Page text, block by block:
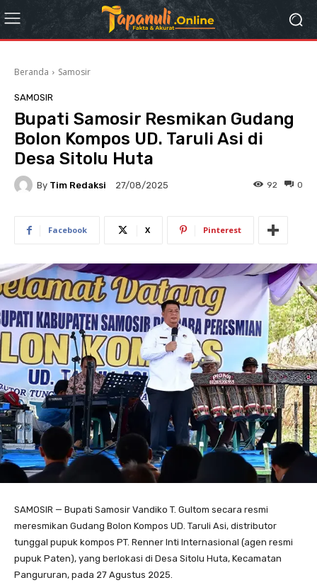
Beranda Samosir
SAMOSIR
Bupati Samosir Resmikan Gudang
Bolon Kompos UD. Taruli Asi di
Desa Sitolu Huta
By Tim Redaksi 27/08/2025 0
92
Facebook X Pinterest
SAMOSIR — Bupati Samosir Vandiko T. Gultom secara resmi
meresmikan Gudang Bolon Kompos UD. Taruli Asi, distributor
tunggal pupuk kompos PT. Renner Inti Internasional (agen resmi
pupuk Paten), yang berlokasi di Desa Sitolu Huta, Kecamatan
Pangururan, pada 27 Agustus 2025.